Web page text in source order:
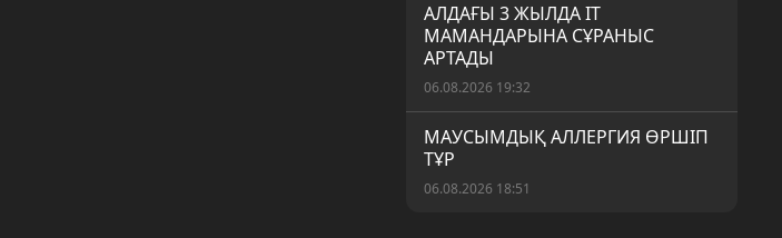
АЛДАҒЫ 3 ЖЫЛДА IT
МАМАНДАРЫНА СҰРАНЫС
АРТАДЫ
06.08.2026 19:32
МАУСЫМДЫҚ АЛЛЕРГИЯ ӨРШІП
ТҰР
06.08.2026 18:51